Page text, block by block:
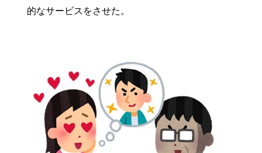
的なサービスをさせた。